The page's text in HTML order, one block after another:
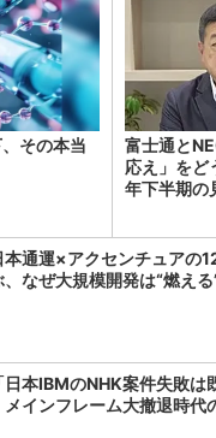
その本当
富士通と
応え」を
年下半期の
本通運×アクセンチュアの
、なぜ大規模開発は“燃え
日本IBMのNHK案件失敗は
インフレーム大撤退時代